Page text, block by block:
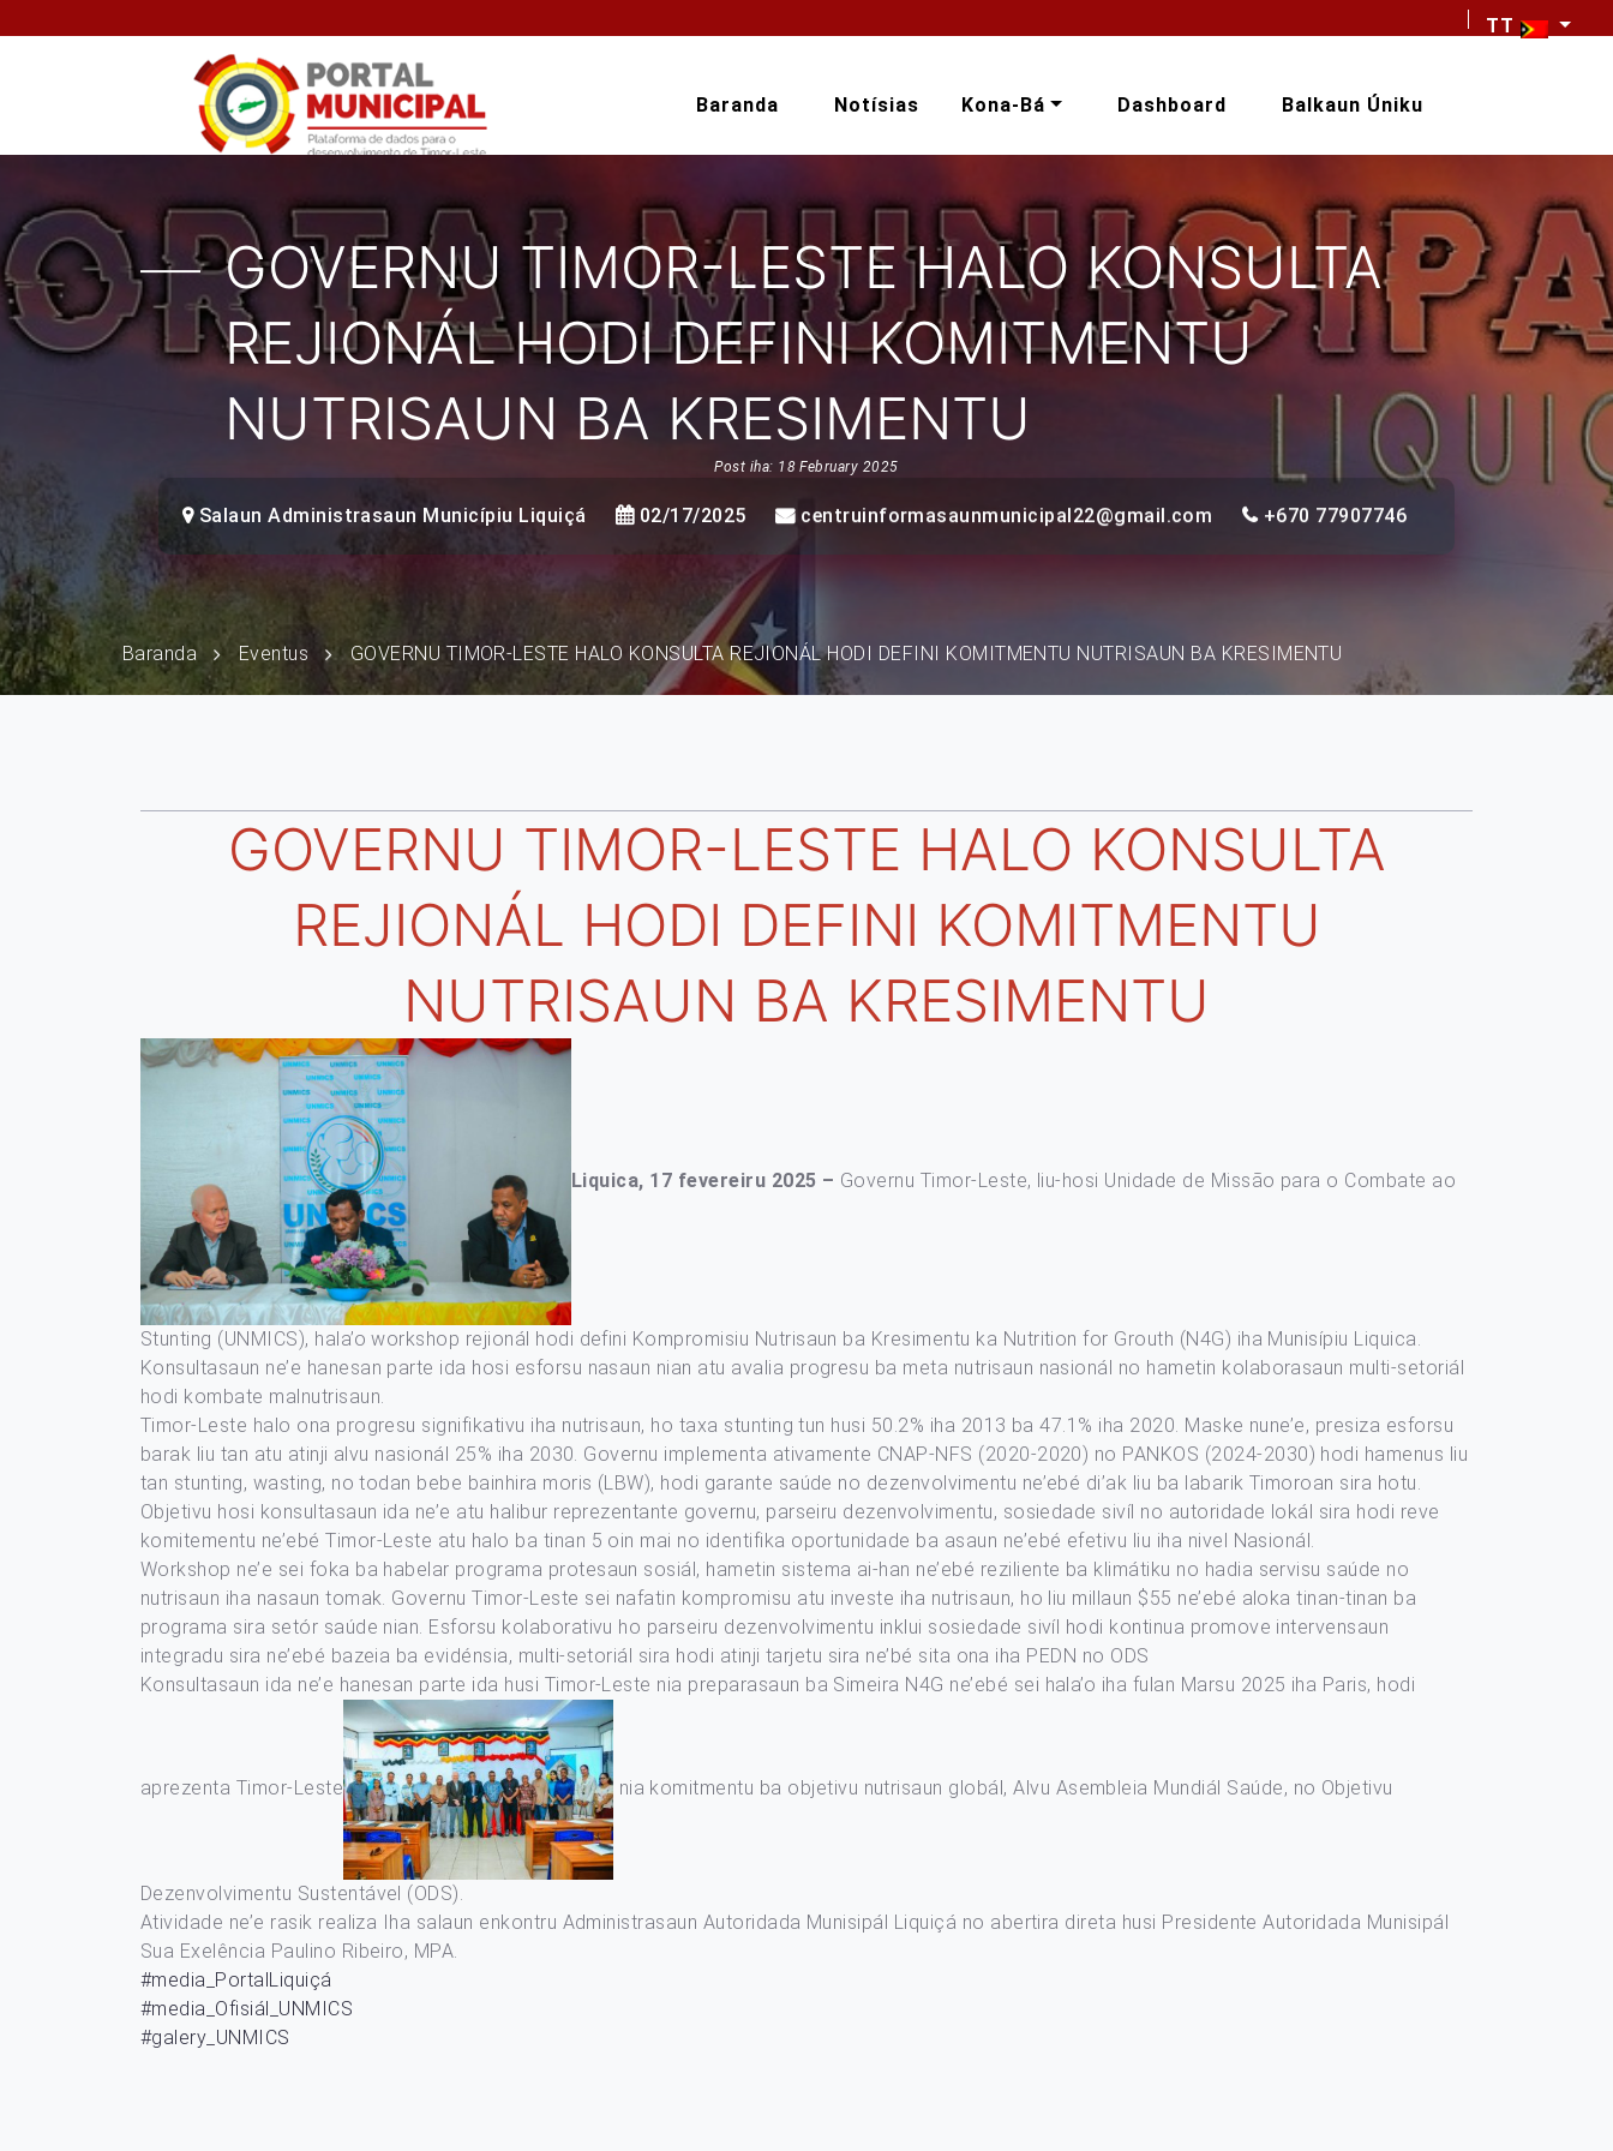
TT
Baranda Notísias Kona-Bá Dashboard Balkaun Úniku
GOVERNU TIMOR-LESTE HALO KONSULTA
REJIONÁL HODI DEFINI KOMITMENTU
NUTRISAUN BA KRESIMENTU
Post iha: 18 February 2025
Salaun Administrasaun Municípiu Liquiçá 02/17/2025 centruinformasaunmunicipal22@gmail.com +670 77907746
Baranda Eventus GOVERNU TIMOR-LESTE HALO KONSULTA REJIONÁL HODI DEFINI KOMITMENTU NUTRISAUN BA KRESIMENTU
GOVERNU TIMOR-LESTE HALO KONSULTA
REJIONÁL HODI DEFINI KOMITMENTU
NUTRISAUN BA KRESIMENTU
Liquica, 17 fevereiru 2025 – Governu Timor-Leste, liu-hosi Unidade de Missão para o Combate ao
Stunting (UNMICS), hala’o workshop rejionál hodi defini Kompromisiu Nutrisaun ba Kresimentu ka Nutrition for Grouth (N4G) iha Munisípiu Liquica.
Konsultasaun ne’e hanesan parte ida hosi esforsu nasaun nian atu avalia progresu ba meta nutrisaun nasionál no hametin kolaborasaun multi-setoriál
hodi kombate malnutrisaun.
Timor-Leste halo ona progresu signifikativu iha nutrisaun, ho taxa stunting tun husi 50.2% iha 2013 ba 47.1% iha 2020. Maske nune’e, presiza esforsu
barak liu tan atu atinji alvu nasionál 25% iha 2030. Governu implementa ativamente CNAP-NFS (2020-2020) no PANKOS (2024-2030) hodi hamenus liu
tan stunting, wasting, no todan bebe bainhira moris (LBW), hodi garante saúde no dezenvolvimentu ne’ebé di’ak liu ba labarik Timoroan sira hotu.
Objetivu hosi konsultasaun ida ne’e atu halibur reprezentante governu, parseiru dezenvolvimentu, sosiedade sivíl no autoridade lokál sira hodi reve
komitementu ne’ebé Timor-Leste atu halo ba tinan 5 oin mai no identifika oportunidade ba asaun ne’ebé efetivu liu iha nivel Nasionál.
Workshop ne’e sei foka ba habelar programa protesaun sosiál, hametin sistema ai-han ne’ebé reziliente ba klimátiku no hadia servisu saúde no
nutrisaun iha nasaun tomak. Governu Timor-Leste sei nafatin kompromisu atu investe iha nutrisaun, ho liu millaun $55 ne’ebé aloka tinan-tinan ba
programa sira setór saúde nian. Esforsu kolaborativu ho parseiru dezenvolvimentu inklui sosiedade sivíl hodi kontinua promove intervensaun
integradu sira ne’ebé bazeia ba evidénsia, multi-setoriál sira hodi atinji tarjetu sira ne’bé sita ona iha PEDN no ODS
Konsultasaun ida ne’e hanesan parte ida husi Timor-Leste nia preparasaun ba Simeira N4G ne’ebé sei hala’o iha fulan Marsu 2025 iha Paris, hodi
aprezenta Timor-Leste nia komitmentu ba objetivu nutrisaun globál, Alvu Asembleia Mundiál Saúde, no Objetivu
Dezenvolvimentu Sustentável (ODS).
Atividade ne’e rasik realiza Iha salaun enkontru Administrasaun Autoridada Munisipál Liquiçá no abertira direta husi Presidente Autoridada Munisipál
Sua Exelência Paulino Ribeiro, MPA.
#media_PortalLiquiçá
#media_Ofisiál_UNMICS
#galery_UNMICS